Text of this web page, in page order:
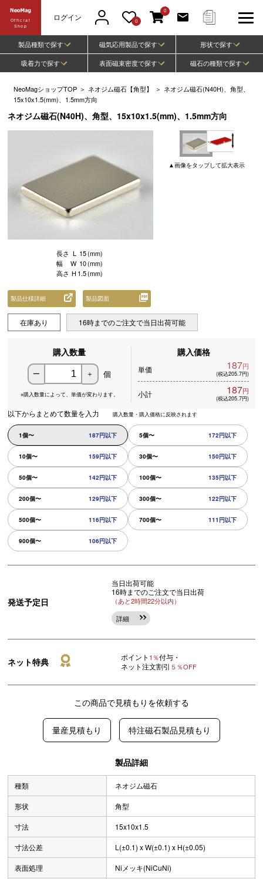
Official
Shop
ログイン 0
0
製品種類で探す 磁気応用製品で探す
形状で探す
吸着力で探す
表面磁束密度で探す 磁石の種類で探す
NeoMagショップTOP ＞ ネオジム磁石【角型】 ＞ ネオジム磁石(N40H)、角型、
15x10x1.5(mm)、1.5mm方向
ネオジム磁石(N40H)、角型、15x10x1.5(mm)、1.5mm方向
▲画像をタップして拡大表示
長さ L 15(mm)
幅
W 10(mm)
高さ H 1.5(mm)
製品仕様詳細 製品図面
在庫あり 16時までのご注文で当日出荷可能
購入数量
ー ＋ 個
※購入数量によって、 単価が変わります。
購入価格
単価 187円
(税込205.7円)
小計 187円
(税込205.7円)
以下からまとめて数量を入力 購入数量・購入価格に反映されます
1個〜 187円以下 5個〜 172円以下
10個〜 159円以下 30個〜 150円以下
50個〜 142円以下 100個〜 135円以下
200個〜 129円以下 300個〜 122円以下
500個〜 116円以下 700個〜 111円以下
900個〜 106円以下
発送予定日
当日出荷可能
16時までのご注文で当日出荷
（あと2時間22分以内）
詳細
ネット特典 ポイント 1％付与・
ネット注文割引 ５％OFF
この商品で見積もりを依頼する
量産見積もり 特注磁石製品見積もり
製品詳細
種類 ネオジム磁石
形状 角型
寸法 15x10x1.5
寸法公差 L(±0.1) x W(±0.1) x H(±0.05)
表面処理 Niメッキ(NiCuNi)